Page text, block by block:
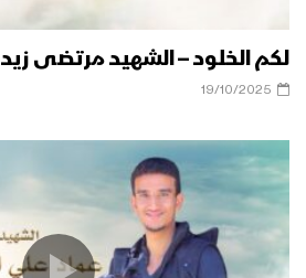
لكم الخلود – الشهيد مرتضى زيد
19/10/2025